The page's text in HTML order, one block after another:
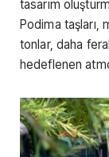
tasarım
Podima taşları,
tonlar, daha
hedeflenen